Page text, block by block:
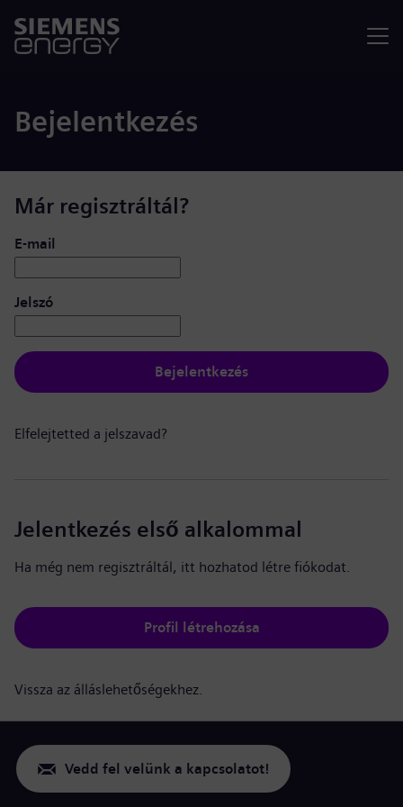
Bejelentkezés
Már regisztráltál?
Bejelentkezés: felhasználó és jelszó
E-mail
Jelszó
Bejelentkezés
Elfelejtetted a jelszavad?
Jelentkezés első alkalommal
Ha még nem regisztráltál, itt hozhatod létre fiókodat.
Profil létrehozása
Vissza az álláslehetőségekhez.
Vedd fel velünk a kapcsolatot!